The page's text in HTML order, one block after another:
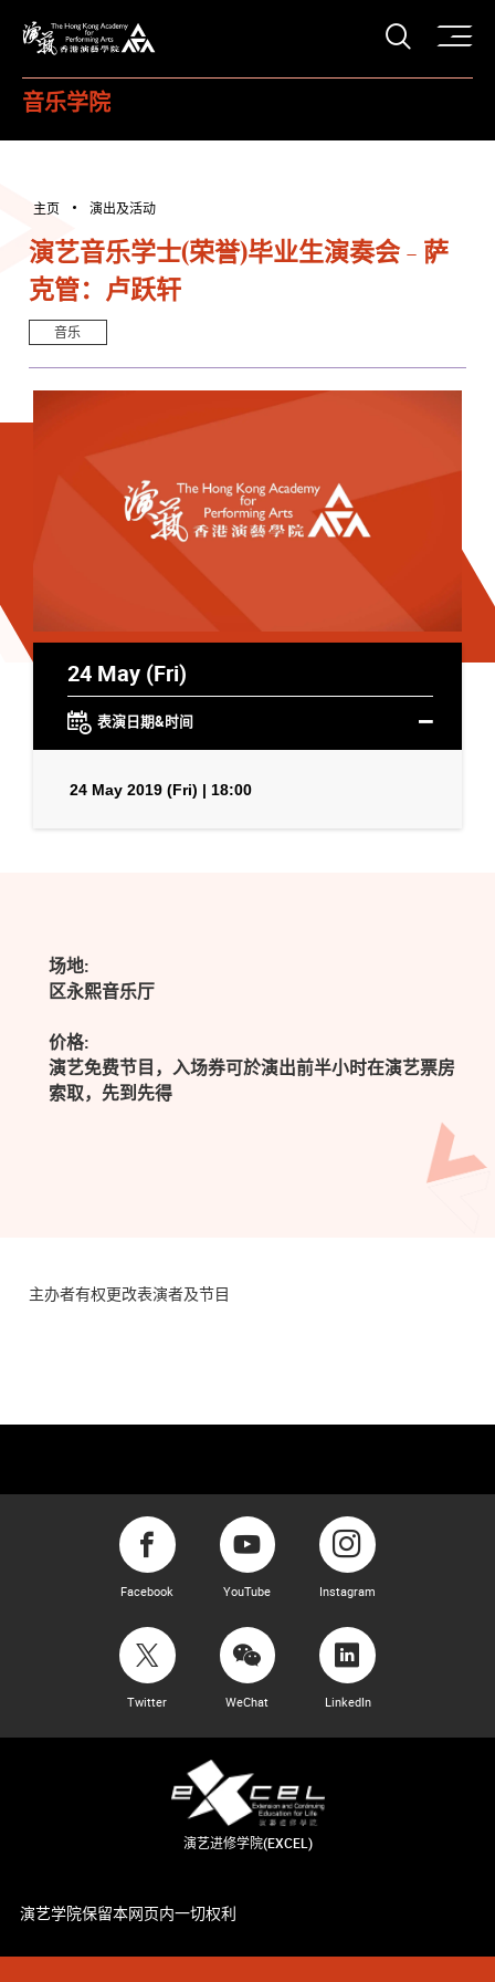
打开
音乐学院
主页 演出及活动
演艺音乐学士(荣誉)毕业生演奏会 - 萨
克管：卢跃轩
音乐
24 May (Fri)
表演日期&时间
24 May 2019 (Fri) | 18:00
场地:
区永熙音乐厅
价格:
演艺免费节目，入场券可於演出前半小时在演艺票房
索取，先到先得
主办者有权更改表演者及节目
Facebook YouTube Instagram
Twitter WeChat LinkedIn
演艺进修学院(EXCEL)
演艺学院保留本网页内一切权利